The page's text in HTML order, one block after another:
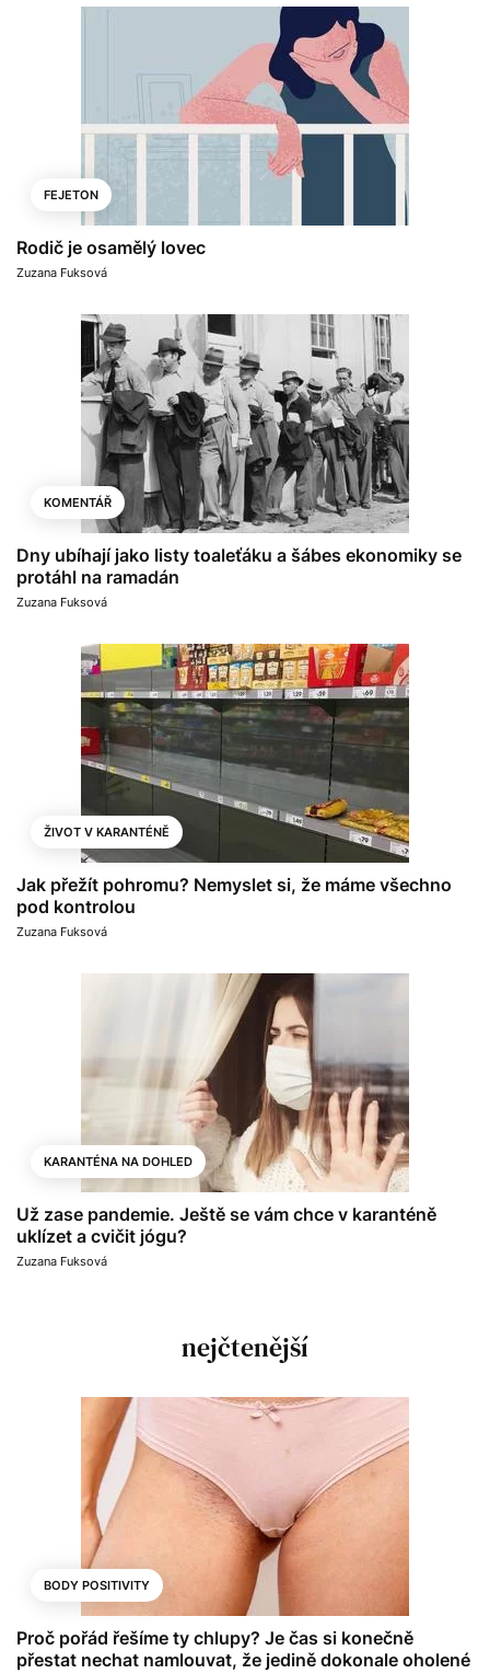
FEJETON
Rodič je osamělý lovec
Zuzana Fuksová
KOMENTÁŘ
Dny ubíhají jako listy toaleťáku a šábes ekonomiky se
protáhl na ramadán
Zuzana Fuksová
ŽIVOT V KARANTÉNĚ
Jak přežít pohromu? Nemyslet si, že máme všechno
pod kontrolou
Zuzana Fuksová
KARANTÉNA NA DOHLED
Už zase pandemie. Ještě se vám chce v karanténě
uklízet a cvičit jógu?
Zuzana Fuksová
nejčtenější
BODY POSITIVITY
Proč pořád řešíme ty chlupy? Je čas si konečně
přestat nechat namlouvat, že jedině dokonale oholené